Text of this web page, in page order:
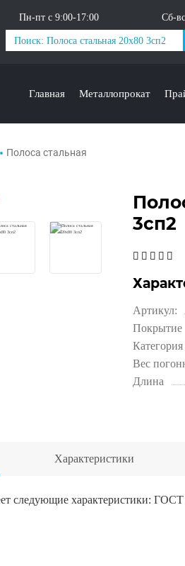
Пн-пт с 9:00-17:00 Сб-
Главная Металлопрокат
Полоса стальная
3сп2
Артикул:
Покрытие
Категория
Вес
Длина
Характеристики
следующие характеристики: